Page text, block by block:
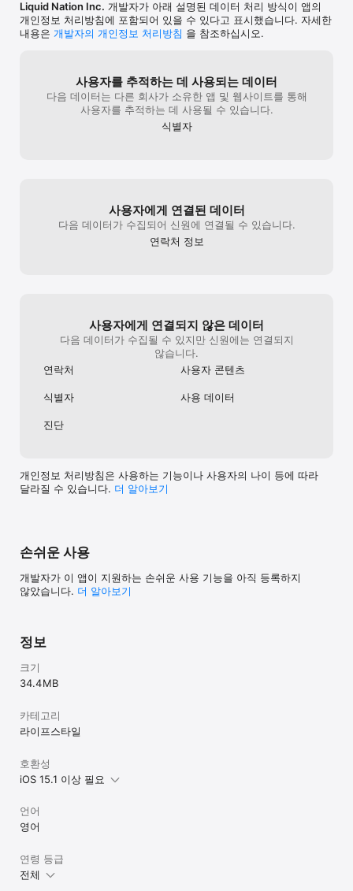
방향을 준비하기로 결정했습니다.
젤루를 아껴주시고 함께해주신 모든 분들께 진심으로
그동안 젤루와 함께해주셔서 진심으로 감사드립니다.
Liquid Nation Inc. 개발자가 아래 설명된 데이터 처리 방식이 앱의
개인정보 처리방침에 포함되어 있을 수 있다고 표시했습니다. 자세한
내용은 개발자의 개인정보 처리방침 을 참조하십시오.
사용자를 추적하는 데 사용되는 데이터
다음 데이터는 다른 회사가 소유한 앱 및 웹사이트를 통해
사용자를 추적하는 데 사용될 수 있습니다.
식별자
사용자에게 연결된 데이터
다음 데이터가 수집되어 신원에 연결될 수 있습니다.
연락처 정보
사용자에게 연결되지 않은 데이터
다음 데이터가 수집될 수 있지만 신원에는 연결되지
않습니다.
연락처
사용자 콘텐츠
식별자 사용 데이터
진단
개인정보 처리방침은 사용하는 기능이나 사용자의 나이 등에 따라
달라질 수 있습니다. 더 알⁠아⁠보⁠기
손쉬운 사용
개발자가 이 앱이 지원하는 손쉬운 사용 기능을 아직 등록하지
않았습니다. 더 알아보기
정보
크기
34.4 MB
카테고리
라이프스타일
호환성
iOS 15.1 이상 필요
언어
영어
연령 등급
전체